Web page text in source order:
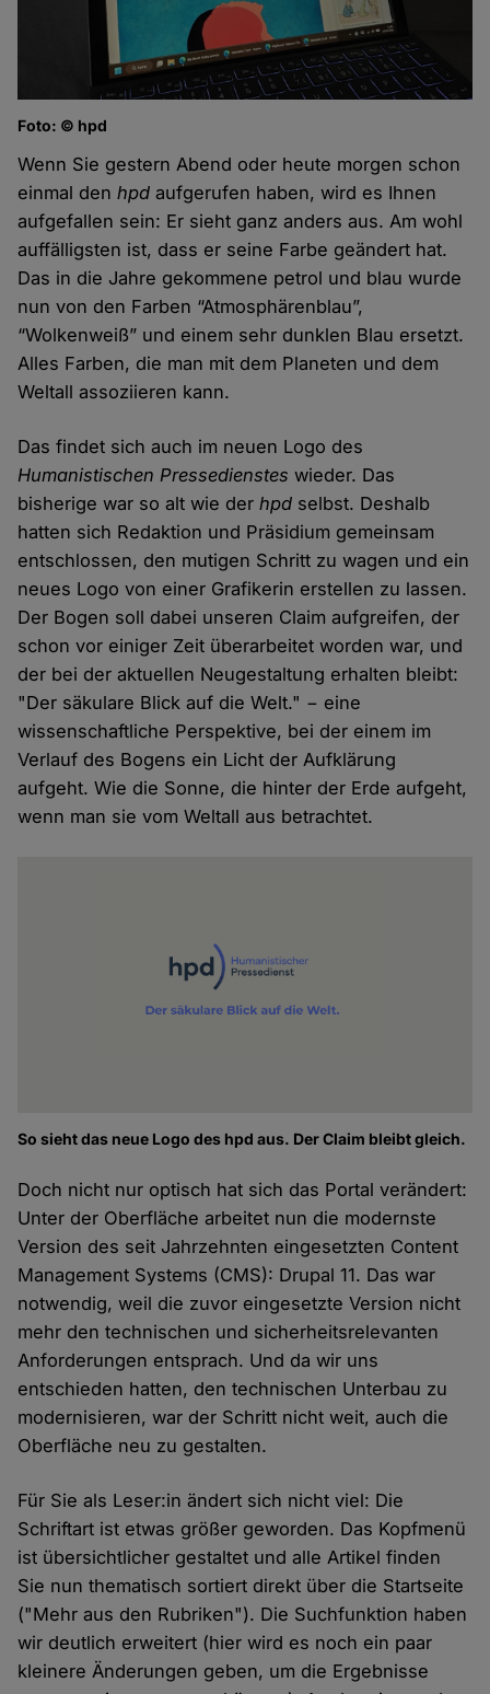
Foto: © hpd
Wenn Sie gestern Abend oder heute morgen schon
einmal denhpd aufgerufen haben, wird es Ihnen
aufgefallen sein: Er sieht ganz anders aus. Am wohl
auffälligsten ist, dass er seine Farbe geändert hat.
Das in die Jahre gekommene petrol und blau wurde
nun von den Farben “Atmosphärenblau”,
“Wolkenweiß” und einem sehr dunklen Blau ersetzt.
Alles Farben, die man mit dem Planeten und dem
Weltall assoziieren kann.
Das findet sich auch im neuen Logo des
Humanistischen Pressedienstes wieder. Das
bisherige war so alt wie derhpd selbst. Deshalb
hatten sich Redaktion und Präsidium gemeinsam
entschlossen, den mutigen Schritt zu wagen und ein
neues Logo von einer Grafikerin erstellen zu lassen.
Der Bogen soll dabei unseren Claim aufgreifen, der
schon vor einiger Zeit überarbeitet worden war, und
der bei der aktuellen Neugestaltung erhalten bleibt:
"Der säkulare Blick auf die Welt." − eine
wissenschaftliche Perspektive, bei der einem im
Verlauf des Bogens ein Licht der Aufklärung
aufgeht. Wie die Sonne, die hinter der Erde aufgeht,
wenn man sie vom Weltall aus betrachtet.
So sieht das neue Logo des hpd aus. Der Claim bleibt gleich.
Doch nicht nur optisch hat sich das Portal verändert:
Unter der Oberfläche arbeitet nun die modernste
Version des seit Jahrzehnten eingesetzten Content
Management Systems (CMS): Drupal 11. Das war
notwendig, weil die zuvor eingesetzte Version nicht
mehr den technischen und sicherheitsrelevanten
Anforderungen entsprach. Und da wir uns
entschieden hatten, den technischen Unterbau zu
modernisieren, war der Schritt nicht weit, auch die
Oberfläche neu zu gestalten.
Für Sie als Leser:in ändert sich nicht viel: Die
Schriftart ist etwas größer geworden. Das Kopfmenü
ist übersichtlicher gestaltet und alle Artikel finden
Sie nun thematisch sortiert direkt über die Startseite
("Mehr aus den Rubriken"). Die Suchfunktion haben
wir deutlich erweitert (hier wird es noch ein paar
kleinere Änderungen geben, um die Ergebnisse